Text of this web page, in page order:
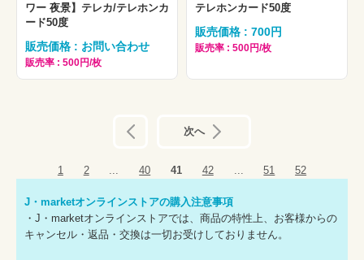
ワー 夜景】テレカ/テレホンカ
ード50度
販売価格 : お問い合わせ
販売率 : 500円/枚
テレホンカード50度
販売価格 : 700円
販売率 : 500円/枚
次へ
1 2 ... 40 41 42 ... 51 52
J・marketオンラインストアの購入注意事項
・J・marketオンラインストアでは、商品の特性上、お客様からの
キャンセル・返品・交換は一切お受けしておりません。